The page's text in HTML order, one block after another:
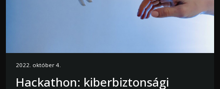
2022. október 4.
Hackathon: kiberbiztonsági